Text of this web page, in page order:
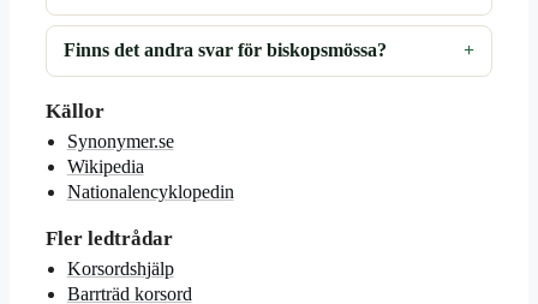
Finns det andra svar för biskopsmössa?
Källor
Synonymer.se
Wikipedia
Nationalencyklopedin
Fler ledtrådar
Korsordshjälp
Barrträd korsord